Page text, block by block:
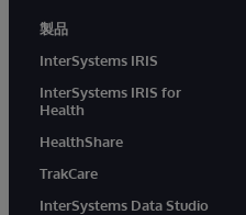
製品
InterSystems IRIS
InterSystems IRIS for
Health
HealthShare
TrakCare
InterSystems Data Studio